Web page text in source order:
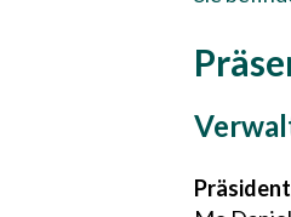
Präsident